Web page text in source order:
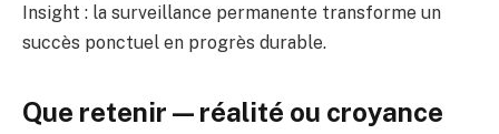
Insight : la surveillance permanente transforme un
succès ponctuel en progrès durable.
Que retenir — réalité ou croyance